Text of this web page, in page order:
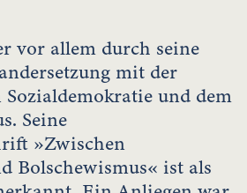
vor allem durch seine
mit der
und dem
Seine
»Zwischen
Bolschewismus« ist als